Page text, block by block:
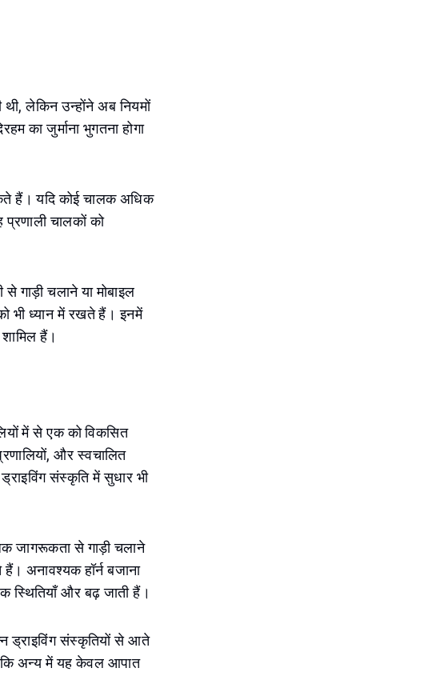
थी, लेकिन उन्होंने अब नियमों
का जुर्माना भुगतना होगा
हैं। यदि कोई चालक अधिक
चालकों को
गाड़ी चलाने या मोबाइल
भी ध्यान में रखते हैं। इनमें
हैं।
में से एक को विकसित
और स्वचालित
संस्कृति में सुधार भी
जागरूकता से गाड़ी चलाने
अनावश्यक हॉर्न बजाना
और बढ़ जाती हैं।
ड्राइविंग संस्कृतियों से आते
अन्य में यह केवल आपात